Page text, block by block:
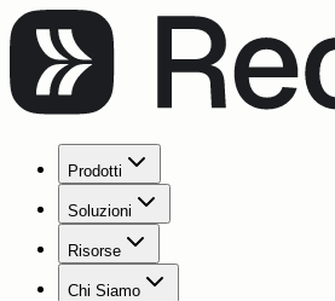
Prodotti
Soluzioni
Risorse
Chi Siamo